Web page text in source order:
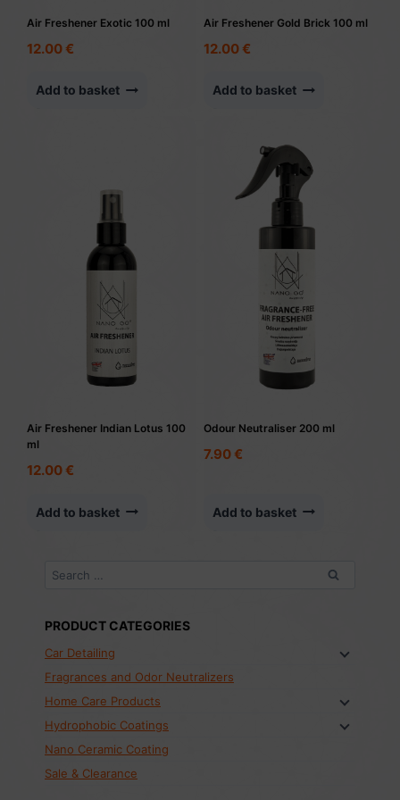
Air Freshener Exotic 100 ml
12.00€
Add to basket
Air Freshener Gold Brick 100 ml
12.00€
Add to basket
Air Freshener Indian Lotus 100
ml
12.00€
Add to basket
Odour Neutraliser 200 ml
7.90€
Add to basket
Search
PRODUCT CATEGORIES
Car Detailing
Fragrances and Odor Neutralizers
Home Care Products
Hydrophobic Coatings
Nano Ceramic Coating
Sale & Clearance